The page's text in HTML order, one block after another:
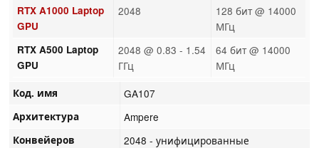
RTX A1000 Laptop
GPU
2048
128 бит @ 14000
МГц
RTX A500 Laptop
GPU
2048 @ 0.83 - 1.54
ГГц
64 бит @ 14000
МГц
Код. имя GA107
Архитектура Ampere
Конвейеров 2048 - унифицированные